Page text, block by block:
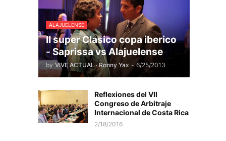
ALAJUELENSE
II super Clasico copa iberico
- Saprissa vs Alajuelense
by VIVE ACTUAL · Ronny Yax - 6/25/2013
Reflexiones del VII
Congreso de Arbitraje
Internacional de Costa Rica
2/18/2016